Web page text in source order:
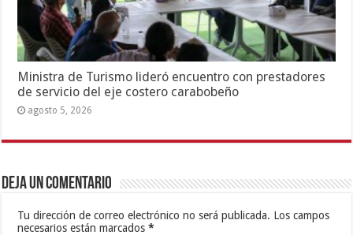
Ministra de Turismo lideró encuentro con prestadores
de servicio del eje costero carabobeño
agosto 5, 2026
Deja un comentario
Tu dirección de correo electrónico no será publicada. Los campos
necesarios están marcados*